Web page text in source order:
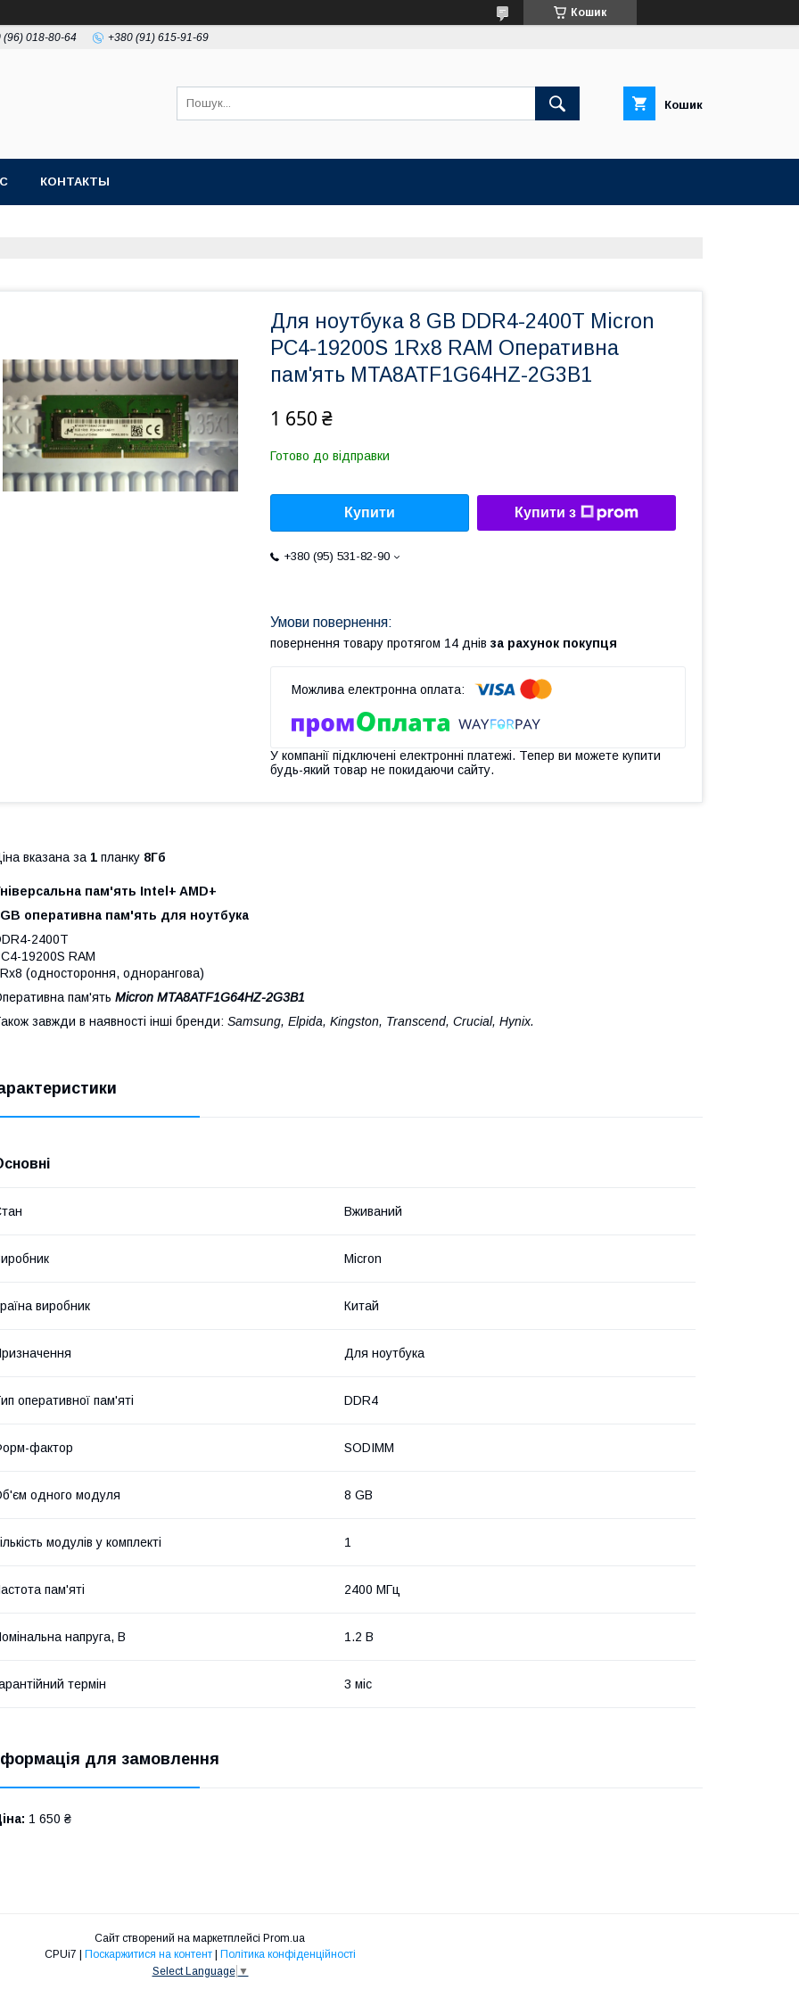
Кошик
(96) 018-80-64 +380 (91) 615-91-69
Кошик
КОНТАКТЫ
Для ноутбука 8 GB DDR4-2400T Micron
PC4-19200S 1Rx8 RAM Оперативна
пам'ять MTA8ATF1G64HZ-2G3B1
1 650 ₴
Готово до відправки
Купити Купити з
+380 (95) 531-82-90
повернення товару протягом 14 днів за рахунок покупця
У компанії підключені електронні платежі. Тепер ви можете купити
будь-який товар не покидаючи сайту.
вказана за 1 планку 8Гб
пам'ять Intel+ AMD+
оперативна пам'ять для ноутбука
2400T
19200S RAM
(одностороння, однорангова)
пам'ять Micron MTA8ATF1G64HZ-2G3B1
завжди в наявності інші бренди: Samsung, Elpida, Kingston, Transcend, Crucial, Hynix.
Вживаний
Micron
виробник Китай
Для ноутбука
оперативної пам'яті DDR4
фактор SODIMM
одного модуля 8 GB
модулів у комплекті 1
пам'яті 2400 МГц
напруга, В 1.2 В
термін 3 міс
для замовлення
1 650 ₴
Сайт створений на маркетплейсі Prom.ua
CPUi7 | Поскаржитися на контент | Політика конфіденційності
Select Language ▼